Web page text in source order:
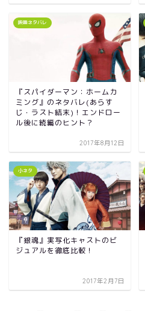
映画ネタバレ
『スパイダーマン：ホームカ
ミング』のネタバレ(あらす
じ・ラスト結末)！エンドロー
ル後に続編のヒント？
2017年8月12日
小ネタ
『銀魂』実写化キャストのビ
ジュアルを徹底比較！
2017年2月7日